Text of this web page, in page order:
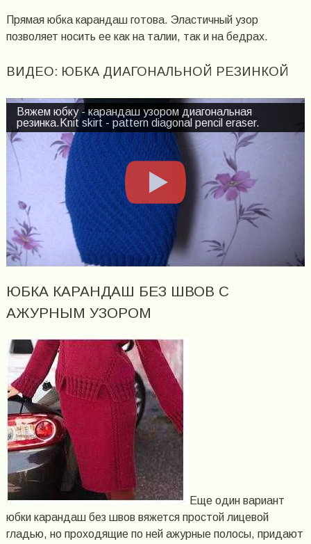
Прямая юбка карандаш готова. Эластичный узор
позволяет носить ее как на талии, так и на бедрах.
ВИДЕО: ЮБКА ДИАГОНАЛЬНОЙ РЕЗИНКОЙ
Вяжем юбку - карандаш узором диагональная
резинка.Knit skirt - pattern diagonal pencil eraser.
ЮБКА КАРАНДАШ БЕЗ ШВОВ С
АЖУРНЫМ УЗОРОМ
Еще один вариант
юбки карандаш без швов вяжется простой лицевой
гладью, но проходящие по ней ажурные полосы, придают